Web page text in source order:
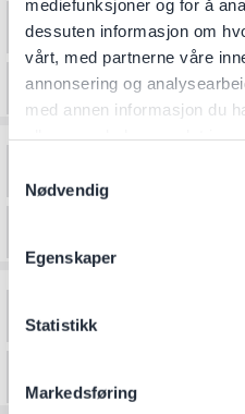
mediefunksjoner og for å
dessuten informasjon om
vårt, med partnerne våre
annonsering og
med annen informasjon du
Nødvendig
Egenskaper
Statistikk
Markedsføring